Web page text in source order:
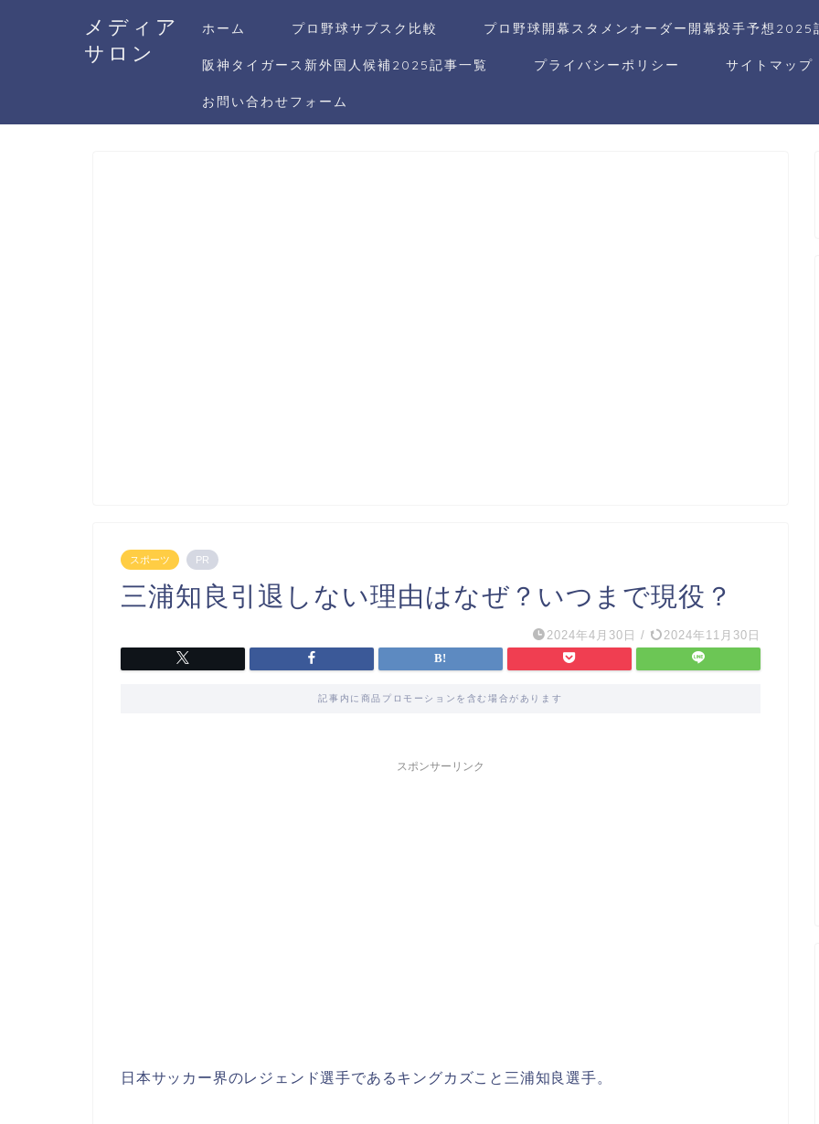
メディア
サロン
ホーム プロ野球サブスク比較 プロ野球開幕スタメンオーダー開幕投手予想2025
阪神タイガース新外国人候補2025記事一覧 プライバシーポリシー サイトマップ
お問い合わせフォーム
スポーツ PR
三浦知良引退しない理由はなぜ？いつまで現役？
2024年4月30日 / 2024年11月30日
記事内に商品プロモーションを含む場合があります
スポンサーリンク
日本サッカー界のレジェンド選手であるキングカズこと三浦知良選手。